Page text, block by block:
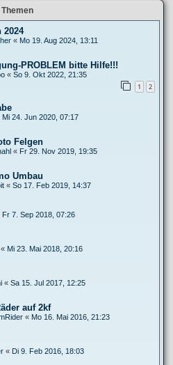
Themen
2024
« Mo 19. Aug 2024, 13:11
PROBLEM bitte Hilfe!!!
« So 9. Okt 2022, 21:35
1 2
Mi 24. Jun 2020, 07:17
Felgen
« Fr 29. Nov 2019, 19:35
Umbau
« So 17. Feb 2019, 14:37
Fr 7. Sep 2018, 07:26
« Mi 23. Mai 2018, 20:16
« Sa 15. Jul 2017, 12:25
auf 2kf
« Mo 16. Mai 2016, 21:23
« Di 9. Feb 2016, 18:03